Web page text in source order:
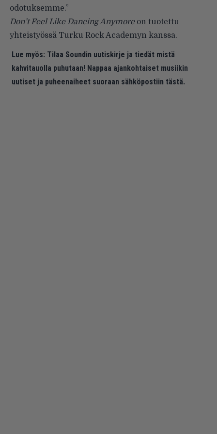
odotuksemme.”
Don’t Feel Like Dancing Anymoreon tuotettu
yhteistyössä Turku Rock Academyn kanssa.
Lue myös: Tilaa Soundin uutiskirje ja tiedät mistä
kahvitauolla puhutaan! Nappaa ajankohtaiset musiikin
uutiset ja puheenaiheet suoraan sähköpostiin tästä.